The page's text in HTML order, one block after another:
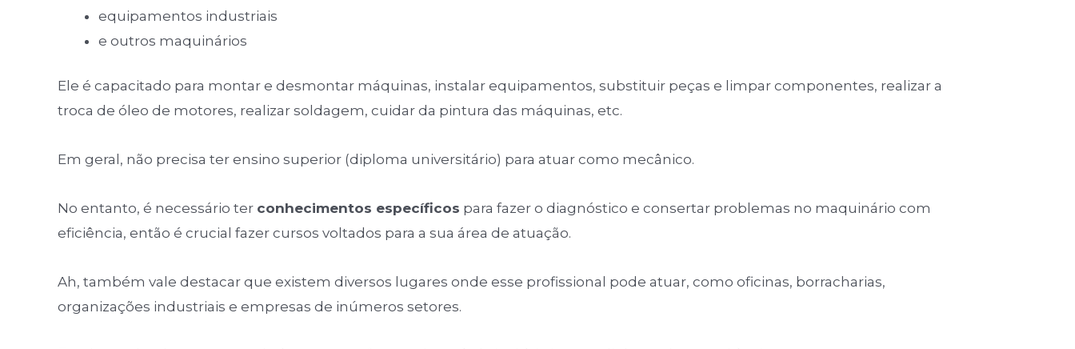
equipamentos industriais
e outros maquinários
Ele é capacitado para montar e desmontar máquinas, instalar equipamentos, substituir peças e limpar componentes, realizar a
troca de óleo de motores, realizar soldagem, cuidar da pintura das máquinas, etc.
Em geral, não precisa ter ensino superior (diploma universitário) para atuar como mecânico.
No entanto, é necessário ter conhecimentos específicos para fazer o diagnóstico e consertar problemas no maquinário com
eficiência, então é crucial fazer cursos voltados para a sua área de atuação.
Ah, também vale destacar que existem diversos lugares onde esse profissional pode atuar, como oficinas, borracharias,
organizações industriais e empresas de inúmeros setores.